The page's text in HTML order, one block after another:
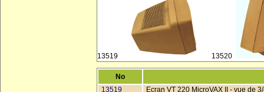
13519 13520
No
13519
Ecran VT 220 MicroVAX II - vue de